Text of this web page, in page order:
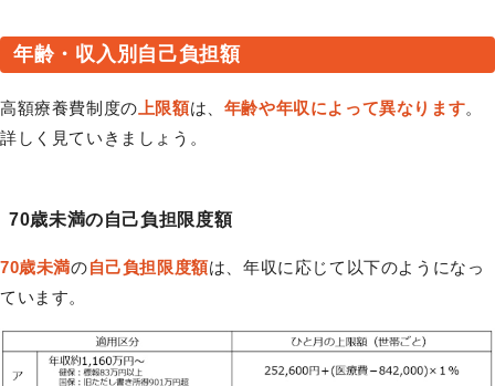
年齢・収入別自己負担額
高額療養費制度の 上限額は、 年齢や年収によって異なります。
詳しく見ていきましょう。
70歳未満の自己負担限度額
70歳未満の自己負担限度額は、年収に応じて以下のようになっ
ています。